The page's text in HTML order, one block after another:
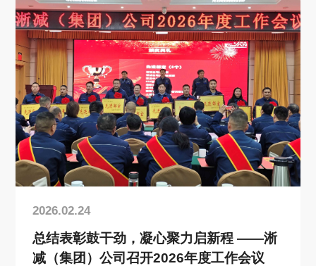
2026.02.24
总结表彰鼓干劲，凝心聚力启新程 ——淅
减（集团）公司召开2026年度工作会议